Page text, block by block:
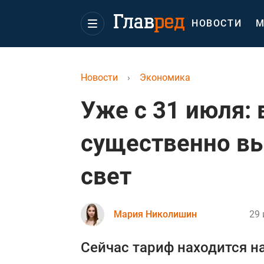
НОВОСТИ
Новости › Экономика
Уже с 31 июля:
существенно
свет
Мария Николишин 29
Сейчас тариф находится